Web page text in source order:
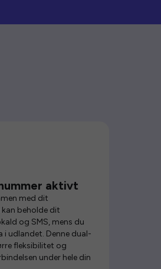
aktivt
med dit
kan beholde dit
og SMS, mens du
i udlandet. Denne dual-
fleksibilitet og
under hele din